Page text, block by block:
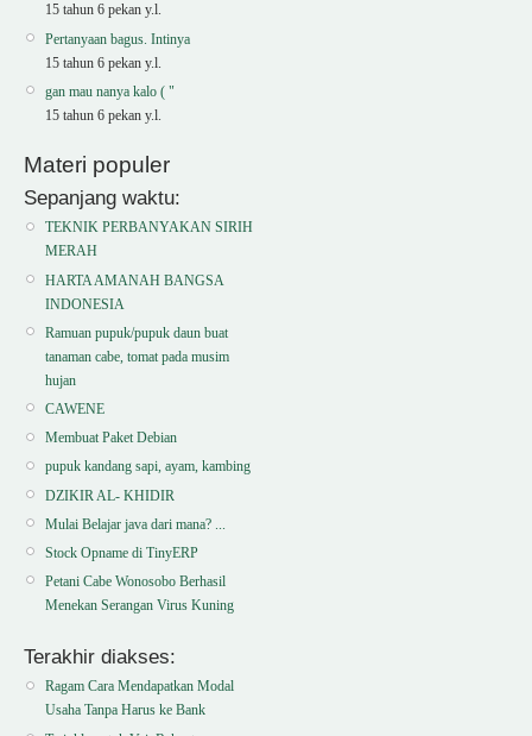
15 tahun 6 pekan y.l.
Pertanyaan bagus. Intinya
15 tahun 6 pekan y.l.
gan mau nanya kalo ( "
15 tahun 6 pekan y.l.
Materi populer
Sepanjang waktu:
TEKNIK PERBANYAKAN SIRIH
MERAH
HARTA AMANAH BANGSA
INDONESIA
Ramuan pupuk/pupuk daun buat
tanaman cabe, tomat pada musim
hujan
CAWENE
Membuat Paket Debian
pupuk kandang sapi, ayam, kambing
DZIKIR AL- KHIDIR
Mulai Belajar java dari mana? ...
Stock Opname di TinyERP
Petani Cabe Wonosobo Berhasil
Menekan Serangan Virus Kuning
Terakhir diakses:
Ragam Cara Mendapatkan Modal
Usaha Tanpa Harus ke Bank